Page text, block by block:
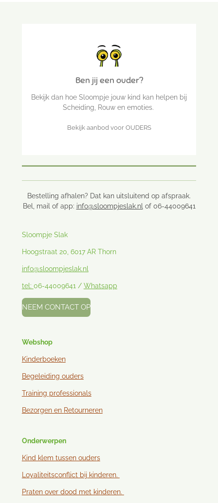
Ben jij een ouder?
Bekijk dan hoe Sloompje jouw kind kan helpen bij
Scheiding, Rouw en emoties.
Bekijk aanbod voor OUDERS
Bestelling afhalen? Dat kan uitsluitend op afspraak.
Bel, mail of app: info@sloompjeslak.nl of 06-44009641
Sloompje Slak
Hoogstraat 20, 6017 AR Thorn
info@sloompjeslak.nl
tel: 06-44009641 / Whatsapp
NEEM CONTACT OP
Webshop
Kinderboeken
Begeleiding ouders
Training professionals
Bezorgen en Retourneren
Onderwerpen
Kind klem tussen ouders
Loyaliteitsconflict bij kinderen.
Praten over dood met kinderen.